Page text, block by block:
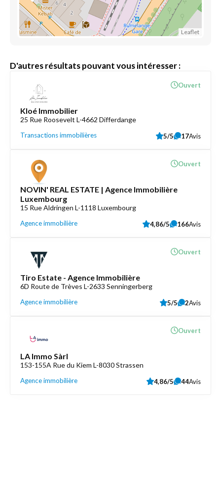
Leaflet
D'autres résultats pouvant vous intéresser :
Kloé Immobilier
25 Rue Roosevelt L-4662 Differdange
Transactions immobilières
Ouvert
5/5 17Avis
NOVIN' REAL ESTATE | Agence Immobilière
Luxembourg
15 Rue Aldringen L-1118 Luxembourg
Agence immobilière
Ouvert
4,86/5 166Avis
Tiro Estate - Agence Immobilière
6D Route de Trèves L-2633 Senningerberg
Agence immobilière
Ouvert
5/5 2Avis
LA Immo Sàrl
153-155A Rue du Kiem L-8030 Strassen
Agence immobilière
Ouvert
4,86/5 44Avis